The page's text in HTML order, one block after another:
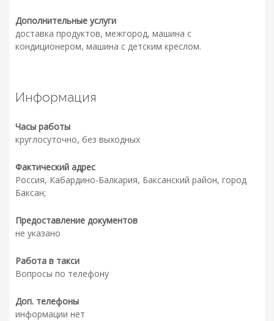
Дополнительные услуги
доставка продуктов, межгород, машина с
кондиционером, машина с детским креслом.
Информация
Часы работы
круглосуточно, без выходных
Фактический адрес
Россия, Кабардино-Балкария, Баксанский район, город
Баксан;
Предоставление документов
не указано
Работа в такси
Вопросы по телефону
Доп. телефоны
информации нет